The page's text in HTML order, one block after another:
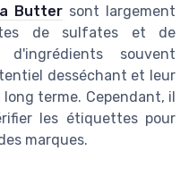
Butter sont largement
de sulfates et de
d'ingrédients souvent
desséchant et leur
terme. Cependant, il
les étiquettes pour
marques.